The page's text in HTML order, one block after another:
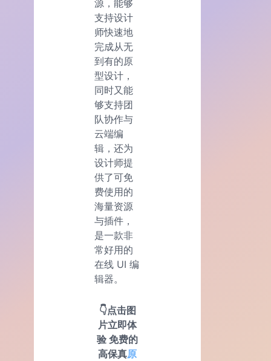
源，能够
支持设计
师快速地
完成从无
到有的原
型设计，
同时又能
够支持团
队协作与
云端编
辑，还为
设计师提
供了可免
费使用的
海量资源
与插件，
是一款非
常好用的
在线 UI 编
辑器。
👇点击图
片立即体
验 免费的
高保真原